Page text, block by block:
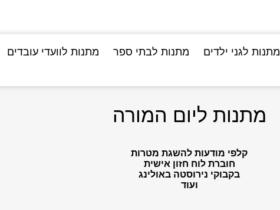
מתנות לגני ילדים מתנות לבתי ספר מתנות לוועדי עובדים
מתנות ליום המורה
קלפי מודעות להשגת מטרות
חוברת לוח חזון אישית
בקבוקי נירוסטה באולינג
ועוד